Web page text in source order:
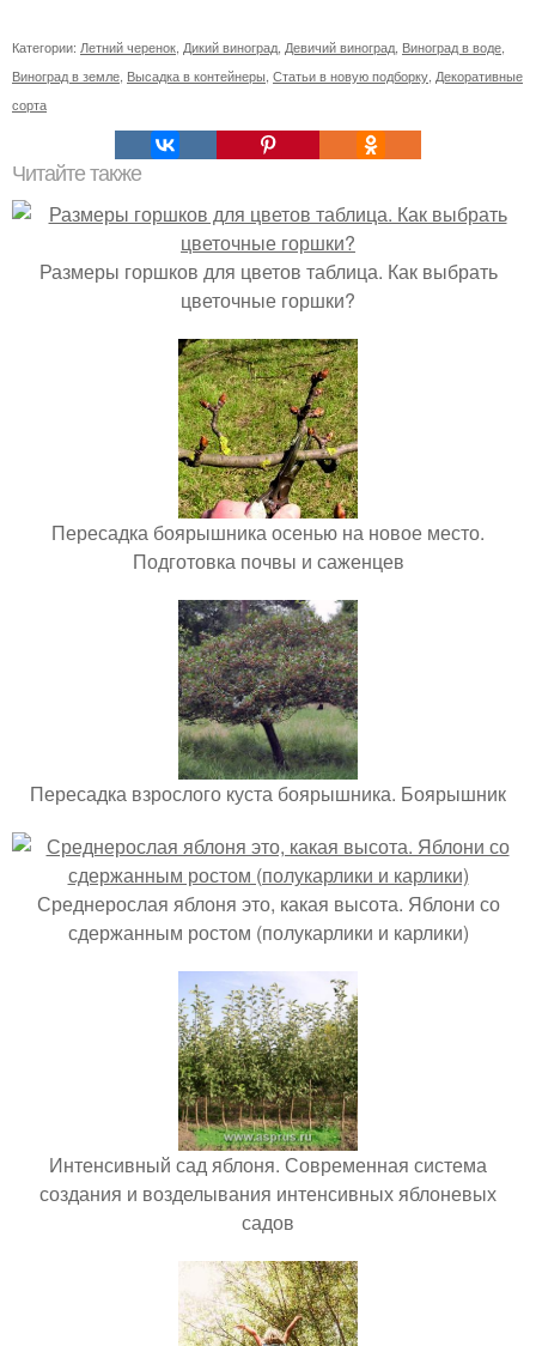
Категории: Летний черенок Дикий виноград Девичий виноград Виноград в воде
Виноград в земле Высадка в контейнеры Статьи в новую подборку Декоративные
сорта
Читайте также
Размеры горшков для цветов таблица. Как выбрать
цветочные горшки?
Пересадка боярышника осенью на новое место.
Подготовка почвы и саженцев
Пересадка взрослого куста боярышника. Боярышник
Среднерослая яблоня это, какая высота. Яблони со
сдержанным ростом (полукарлики и карлики)
Интенсивный сад яблоня. Современная система
создания и возделывания интенсивных яблоневых
садов